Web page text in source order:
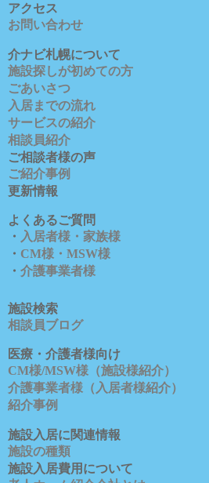
アクセス
お問い合わせ
介ナビ札幌について
施設探しが初めての方
ごあいさつ
入居までの流れ
サービスの紹介
相談員紹介
ご相談者様の声
ご紹介事例
更新情報
よくあるご質問
・ 入居者様・家族様
・ CM様・MSW様
・ 介護事業者様
施設検索
相談員ブログ
医療・介護者様向け
CM様/MSW様（施設様紹介）
介護事業者様（入居者様紹介）
紹介事例
施設入居に関連情報
施設の種類
施設入居費用について